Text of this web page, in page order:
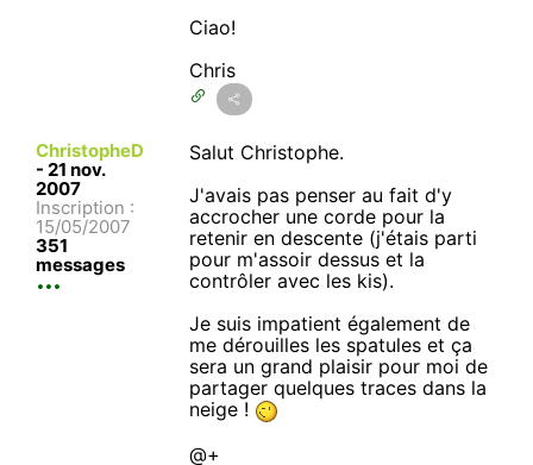
Ciao!
Chris
ChristopheD
- 21 nov.
2007
Inscription :
15/05/2007
351
messages
Salut Christophe.
J'avais pas penser au fait d'y
accrocher une corde pour la
retenir en descente (j'étais parti
pour m'assoir dessus et la
contrôler avec les kis).
Je suis impatient également de
me dérouilles les spatules et ça
sera un grand plaisir pour moi de
partager quelques traces dans la
neige !
@+